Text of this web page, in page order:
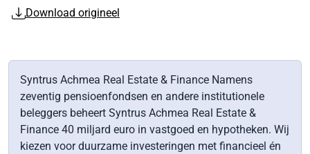
Download origineel
Syntrus Achmea Real Estate & Finance Namens
zeventig pensioenfondsen en andere institutionele
beleggers beheert Syntrus Achmea Real Estate &
Finance 40 miljard euro in vastgoed en hypotheken. Wij
kiezen voor duurzame investeringen met financieel én